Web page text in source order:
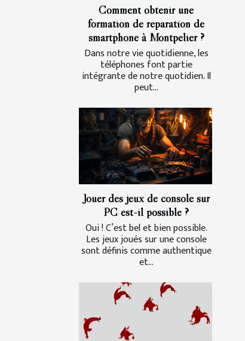
Comment obtenir une
formation de réparation de
smartphone à Montpelier ?
Dans notre vie quotidienne, les
téléphones font partie
intégrante de notre quotidien. Il
peut...
Jouer des jeux de console sur
PC est-il possible ?
Oui ! C’est bel et bien possible.
Les jeux joués sur une console
sont définis comme authentique
et...